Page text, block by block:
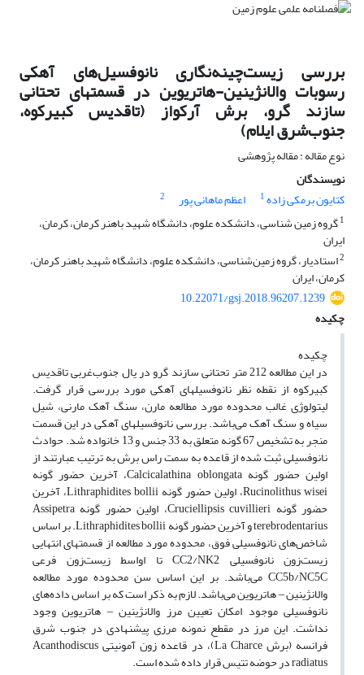
بررسی زیست‌چینه‌نگاری نانوفسیل‌های آهکی
رسوبات والانژینین-هاتریوین در قسمتهای تحتانی
سازند گرو، برش آرکواز (تاقدیس کبیرکوه،
جنوب‌شرق ایلام)
نوع مقاله : مقاله پژوهشی
نویسندگان
کتایون برمکی زاده1 اعظم ماهانی پور
2
1گروه زمین شناسی، دانشکده علوم، دانشگاه شهید باهنر کرمان، کرمان،
ایران
2استادیار، گروه زمین‌شناسی، دانشکده علوم، دانشگاه شهید باهنر کرمان،
کرمان، ایران
10.22071/gsj.2018.96207.1239
چکیده
چکیده
در این مطالعه 212 متر تحتانی سازند گرو در یال جنوب‌غربی تاقدیس
کبیرکوه از نقطه نظر نانوفسیلهای آهکی مورد بررسی قرار گرفت.
لیتولوژی غالب محدوده مورد مطالعه مارن، سنگ آهک مارنی، شیل
سیاه و سنگ آهک می‌باشد. بررسی نانوفسیلهای آهکی در این قسمت
منجر به تشخیص 67 گونه متعلق به 33 جنس و 13 خانواده شد. حوادث
نانوفسیلی ثبت شده از قاعده به سمت راس برش به ترتیب عبارتند از
اولین حضور گونه Calcicalathina oblongata، آخرین حضور گونه
Rucinolithus wisei، اولین حضور گونه Lithraphidites bollii، آخرین
حضور گونه Cruciellipsis cuvillieri، اولین حضور گونه Assipetra
terebrodentarius و آخرین حضور گونه Lithraphidites bollii. بر اساس
شاخص‌های نانوفسیلی فوق، محدوده مورد مطالعه از قسمتهای انتهایی
زیست‌زون نانوفسیلی CC2/NK2 تا اواسط زیست‌زون فرعی
CC5b/NC5C می‌باشد. بر این اساس سن محدوده مورد مطالعه
والانژینین ‒ هاتریوین می‌باشد. لازم به ذکر است که بر اساس داده‌های
نانوفسیلی موجود امکان تعیین مرز والانژینین ‒ هاتریوین وجود
نداشت. این مرز در مقطع نمونه مرزی پیشنهادی در جنوب شرق
فرانسه (برش La Charce)، در قاعده زون آمونیتی Acanthodiscus
radiatus در حوضه تتیس قرار داده شده است.